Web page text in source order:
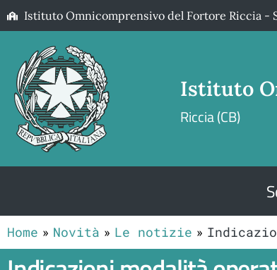
Istituto Omnicomprensivo del Fortore Riccia -
Istituto
Riccia (CB)
Home Novità Le notizie